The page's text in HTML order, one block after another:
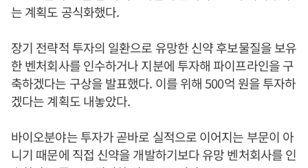
는 계획도 공식화했다.
장기 전략적 투자의 일환으로 유망한 신약 후보물질을 보유
한 벤처회사를 인수하거나 지분에 투자해 파이프라인을 구
축하겠다는 구상을 발표했다. 이를 위해 500억 원을 투자하
겠다는 계획도 내놓았다.
바이오분야는 투자가 곧바로 실적으로 이어지는 부문이 아
니기 때문에 직접 신약을 개발하기보다 유망 벤처회사를 인